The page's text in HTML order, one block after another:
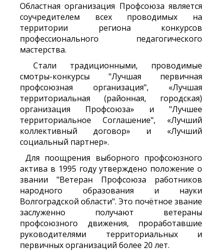
Областная организация Профсоюза является
соучредителем всех проводимых на
территории региона конкурсов
профессионального педагогического
мастерства.
Стали традиционными, проводимые
смотры-конкурсы "Лучшая первичная
профсоюзная организация", «Лучшая
территориальная (районная, городская)
организация Профсоюза» и "Лучшее
территориальное Соглашение", «Лучший
коллективный договор» и «Лучший
социальный партнер».
Для поощрения выборного профсоюзного
актива в 1995 году утверждено положение о
звании "Ветеран Профсоюза работников
народного образования и науки
Волгоградской области". Это почётное звание
заслуженно получают ветераны
профсоюзного движения, проработавшие
руководителями территориальных и
первичных организаций более 20 лет.